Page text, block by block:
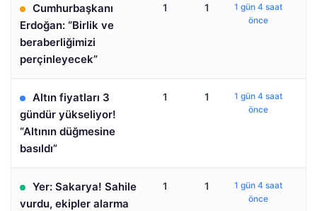
Cumhurbaşkanı
Erdoğan: “Birlik ve
beraberliğimizi
perçinleyecek”
1 1
1 gün 4 saat
önce
Altın fiyatları 3
gündür yükseliyor!
“Altının düğmesine
basıldı”
1 1
1 gün 4 saat
önce
Yer: Sakarya! Sahile
vurdu, ekipler alarma
1 1
1 gün 4 saat
önce